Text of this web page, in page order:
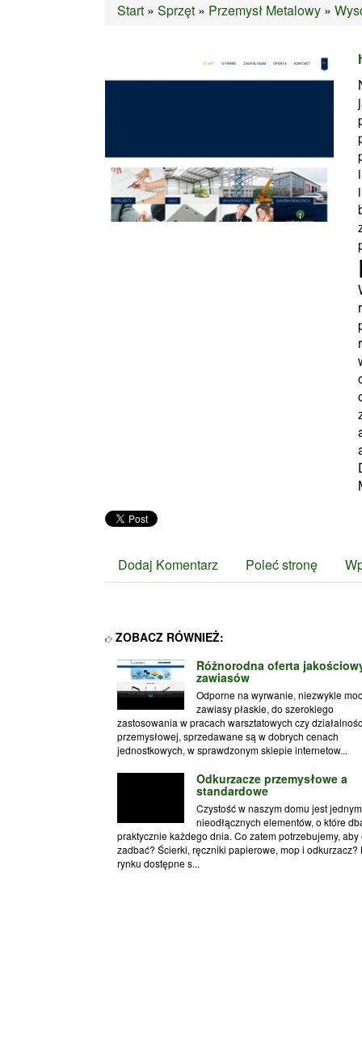
Start » Sprzęt » Przemysł Metalowy »
Dodaj Komentarz Poleć stronę
ZOBACZ RÓWNIEŻ:
Różnorodna oferta
zawiasów
Odporne na wyrwanie, niezwykle
zawiasy płaskie, do szerokiego
zastosowania w pracach warsztatowych czy
przemysłowej, sprzedawane są w dobrych cenach
jednostkowych, w sprawdzonym sklepie internetow...
Odkurzacze przemysłowe a
standardowe
Czystość w naszym domu jest
nieodłącznych elementów, o które
praktycznie każdego dnia. Co zatem potrzebujemy, aby
zadbać? Ścierki, ręczniki papierowe, mop i odkurzacz?
rynku dostępne s...